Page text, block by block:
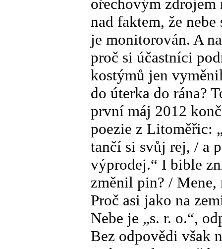
ořechovým zdrojem
nad faktem, že
je monitorován. A
proč si účastníci
kostýmů jen
do úterka do rána?
první máj 2012
poezie z Litoměřic:
tančí si svůj rej, / a
výprodej.“ I bible
změnil pin? / Mene,
Proč asi jako na
Nebe je „s. r. o.“,
Bez odpovědi však